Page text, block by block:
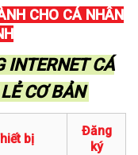
CHO CÁ NHÂN
INTERNET CÁ
CƠ BẢN
bị
Đăng
ký